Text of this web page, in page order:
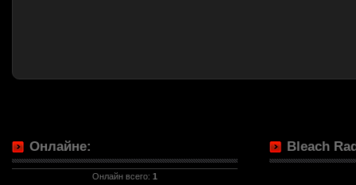
Онлайне:
Онлайн всего: 1
Bleach